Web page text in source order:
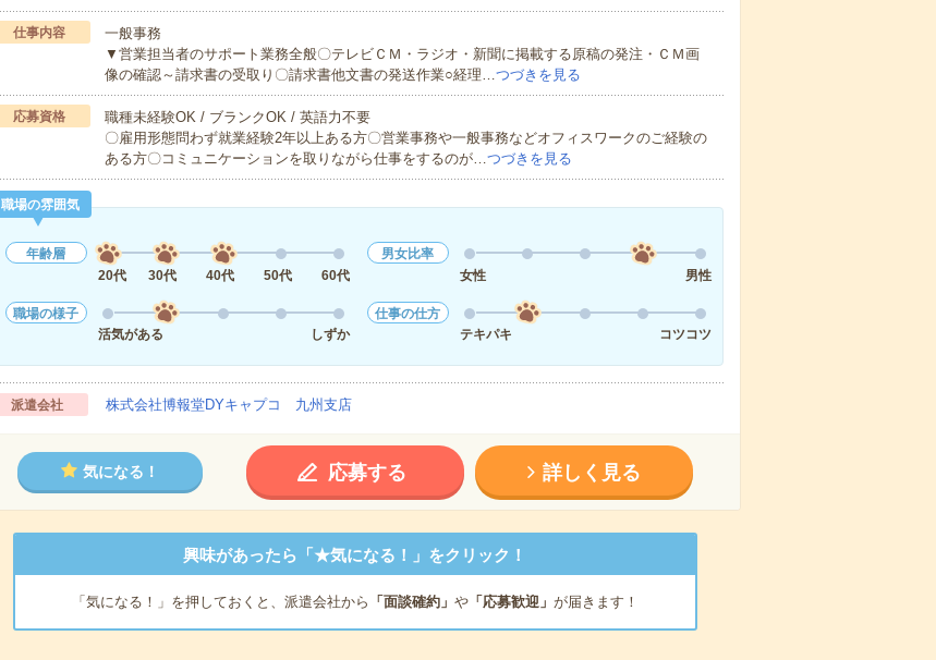
仕事内容
一般事務
▼営業担当者のサポート業務全般〇テレビＣＭ・ラジオ・新聞に掲載する原稿の発注・ＣＭ画
像の確認～請求書の受取り〇請求書他文書の発送作業○経理…つづきを見る
応募資格
職種未経験OK / ブランクOK / 英語力不要
〇雇用形態問わず就業経験2年以上ある方〇営業事務や一般事務などオフィスワークのご経験の
ある方〇コミュニケーションを取りながら仕事をするのが…つづきを見る
職場の雰囲気
年齢層
20代
30代 40代 50代 60代
男女比率
女性
男性
職場の様子
活気がある
しずか
仕事の仕方
テキパキ
コツコツ
派遣会社 株式会社博報堂DYキャプコ 九州支店
気になる！ 応募する 詳しく見る
興味があったら「★気になる！」をクリック！
「気になる！」を押しておくと、派遣会社から 「面談確約」 や「応募歓迎」 が届きます！